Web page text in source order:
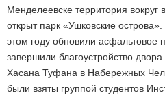
Менделеевске территория вокруг
открыт парк «Ушковские
этом году обновили асфальтовое
завершили благоустройство
Хасана Туфана в Набережных
были взяты группой студентов